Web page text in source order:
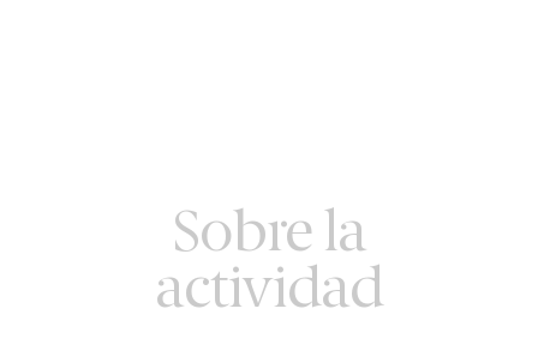
Sobre la
actividad